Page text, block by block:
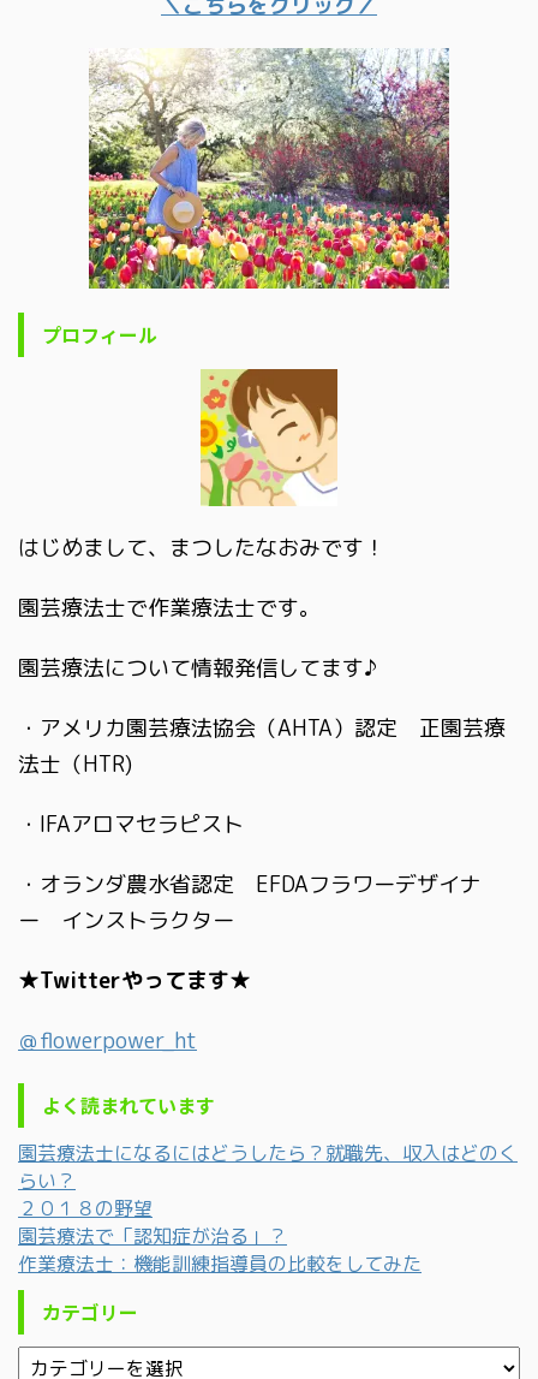
プロフィール
はじめまして、まつしたなおみです！
園芸療法士で作業療法士です。
園芸療法について情報発信してます♪
・アメリカ園芸療法協会（AHTA）認定 正園芸療
法士（HTR)
・IFAアロマセラピスト
・オランダ農水省認定 EFDAフラワーデザイナ
ー インストラクター
★Twitterやってます★
＠flowerpower_ht
よく読まれています
園芸療法士になるにはどうしたら？就職先、収入はどのく
らい？
２０１８の野望
園芸療法で「認知症が治る」？
作業療法士：機能訓練指導員の比較をしてみた
カテゴリー